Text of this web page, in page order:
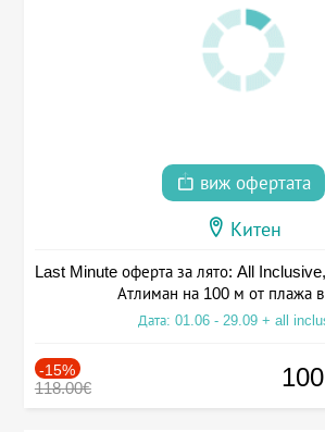
виж офертата
Китен
Last Minute оферта за лято: All
Атлиман на 100 м от плажа
Дата: 01.06 - 29.09 + all
-15%
118.00€ 100